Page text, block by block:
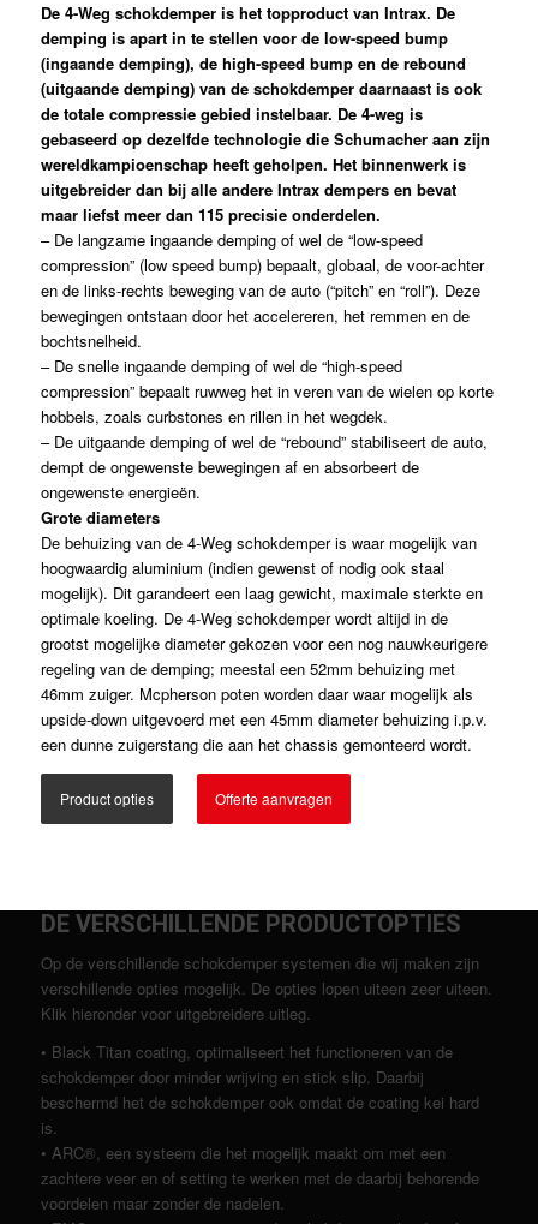
De 4-Weg schokdemper is het topproduct van Intrax. De
demping is apart in te stellen voor de low-speed bump
(ingaande demping), de high-speed bump en de rebound
(uitgaande demping) van de schokdemper daarnaast is ook
de totale compressie gebied instelbaar. De 4-weg is
gebaseerd op dezelfde technologie die Schumacher aan zijn
wereldkampioenschap heeft geholpen. Het binnenwerk is
uitgebreider dan bij alle andere Intrax dempers en bevat
maar liefst meer dan 115 precisie onderdelen.
– De langzame ingaande demping of wel de “low-speed
compression” (low speed bump) bepaalt, globaal, de voor-achter
en de links-rechts beweging van de auto (“pitch” en “roll”). Deze
bewegingen ontstaan door het accelereren, het remmen en de
bochtsnelheid.
– De snelle ingaande demping of wel de “high-speed
compression” bepaalt ruwweg het in veren van de wielen op korte
hobbels, zoals curbstones en rillen in het wegdek.
– De uitgaande demping of wel de “rebound” stabiliseert de auto,
dempt de ongewenste bewegingen af en absorbeert de
ongewenste energieën.
Grote diameters
De behuizing van de 4-Weg schokdemper is waar mogelijk van
hoogwaardig aluminium (indien gewenst of nodig ook staal
mogelijk). Dit garandeert een laag gewicht, maximale sterkte en
optimale koeling. De 4-Weg schokdemper wordt altijd in de
grootst mogelijke diameter gekozen voor een nog nauwkeurigere
regeling van de demping; meestal een 52mm behuizing met
46mm zuiger. Mcpherson poten worden daar waar mogelijk als
upside-down uitgevoerd met een 45mm diameter behuizing i.p.v.
een dunne zuigerstang die aan het chassis gemonteerd wordt.
Product opties Offerte aanvragen
DE VERSCHILLENDE PRODUCTOPTIES
Op de verschillende schokdemper systemen die wij maken zijn
verschillende opties mogelijk. De opties lopen uiteen zeer uiteen.
Klik hieronder voor uitgebreidere uitleg.
• Black Titan coating, optimaliseert het functioneren van de
schokdemper door minder wrijving en stick slip. Daarbij
beschermd het de schokdemper ook omdat de coating kei hard
is.
• ARC®, een systeem die het mogelijk maakt om met een
zachtere veer en of setting te werken met de daarbij behorende
voordelen maar zonder de nadelen.